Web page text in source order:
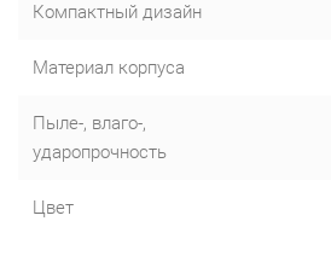
Компактный дизайн
Материал корпуса
Пыле-, влаго-,
ударопрочность
Цвет